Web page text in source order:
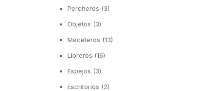
Percheros (3)
Objetos (3)
Maceteros (13)
Libreros (16)
Espejos (3)
Escritorios (2)